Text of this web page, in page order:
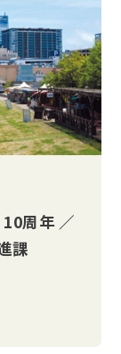
周年 ／
課